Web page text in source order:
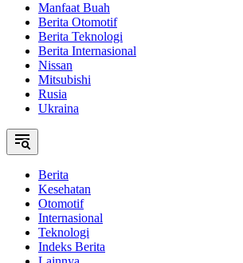
Manfaat Buah
Berita Otomotif
Berita Teknologi
Berita Internasional
Nissan
Mitsubishi
Rusia
Ukraina
Berita
Kesehatan
Otomotif
Internasional
Teknologi
Indeks Berita